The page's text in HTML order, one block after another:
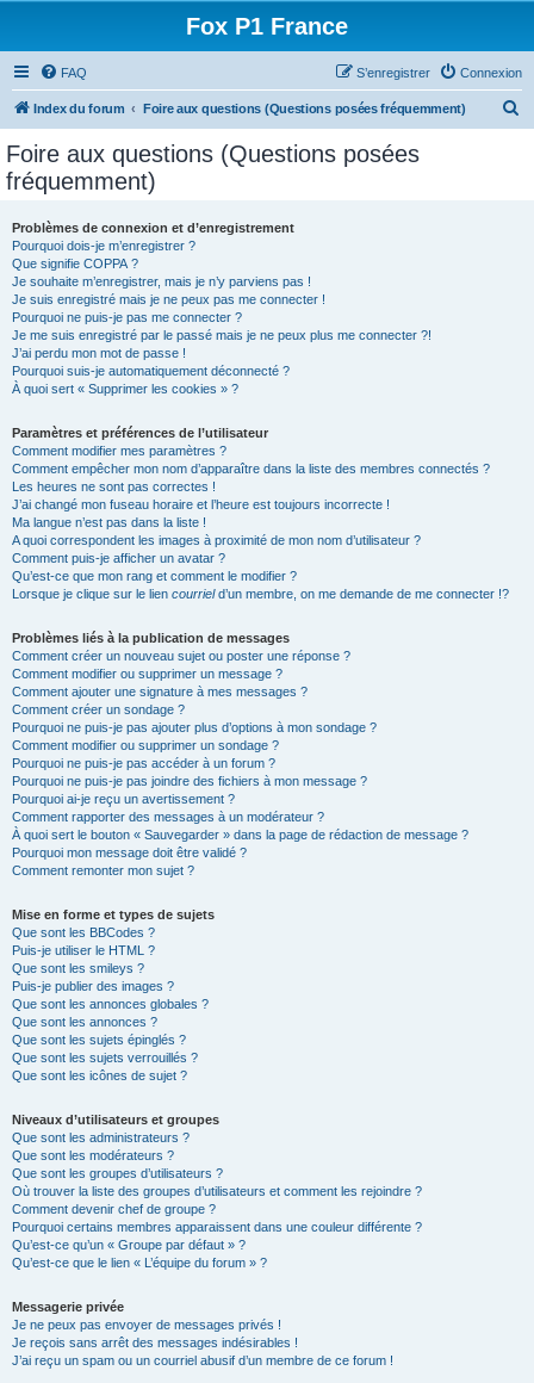
Fox P1 France
FAQ Connexion
S’enregistrer
Index du forum Foire aux questions (Questions posées fréquemment)
Foire aux questions (Questions posées
fréquemment)
Problèmes de connexion et d’enregistrement
Pourquoi dois-je m’enregistrer ?
Que signifie COPPA ?
Je souhaite m’enregistrer, mais je n’y parviens pas !
Je suis enregistré mais je ne peux pas me connecter !
Pourquoi ne puis-je pas me connecter ?
Je me suis enregistré par le passé mais je ne peux plus me connecter ?!
J’ai perdu mon mot de passe !
Pourquoi suis-je automatiquement déconnecté ?
À quoi sert « Supprimer les cookies » ?
Paramètres et préférences de l’utilisateur
Comment modifier mes paramètres ?
Comment empêcher mon nom d’apparaître dans la liste des membres connectés ?
Les heures ne sont pas correctes !
J’ai changé mon fuseau horaire et l’heure est toujours incorrecte !
Ma langue n’est pas dans la liste !
A quoi correspondent les images à proximité de mon nom d’utilisateur ?
Comment puis-je afficher un avatar ?
Qu’est-ce que mon rang et comment le modifier ?
Lorsque je clique sur le lien courrield’un membre, on me demande de me connecter !?
Problèmes liés à la publication de messages
Comment créer un nouveau sujet ou poster une réponse ?
Comment modifier ou supprimer un message ?
Comment ajouter une signature à mes messages ?
Comment créer un sondage ?
Pourquoi ne puis-je pas ajouter plus d’options à mon sondage ?
Comment modifier ou supprimer un sondage ?
Pourquoi ne puis-je pas accéder à un forum ?
Pourquoi ne puis-je pas joindre des fichiers à mon message ?
Pourquoi ai-je reçu un avertissement ?
Comment rapporter des messages à un modérateur ?
À quoi sert le bouton « Sauvegarder » dans la page de rédaction de message ?
Pourquoi mon message doit être validé ?
Comment remonter mon sujet ?
Mise en forme et types de sujets
Que sont les BBCodes ?
Puis-je utiliser le HTML ?
Que sont les smileys ?
Puis-je publier des images ?
Que sont les annonces globales ?
Que sont les annonces ?
Que sont les sujets épinglés ?
Que sont les sujets verrouillés ?
Que sont les icônes de sujet ?
Niveaux d’utilisateurs et groupes
Que sont les administrateurs ?
Que sont les modérateurs ?
Que sont les groupes d’utilisateurs ?
Où trouver la liste des groupes d’utilisateurs et comment les rejoindre ?
Comment devenir chef de groupe ?
Pourquoi certains membres apparaissent dans une couleur différente ?
Qu’est-ce qu’un « Groupe par défaut » ?
Qu’est-ce que le lien « L’équipe du forum » ?
Messagerie privée
Je ne peux pas envoyer de messages privés !
Je reçois sans arrêt des messages indésirables !
J’ai reçu un spam ou un courriel abusif d’un membre de ce forum !